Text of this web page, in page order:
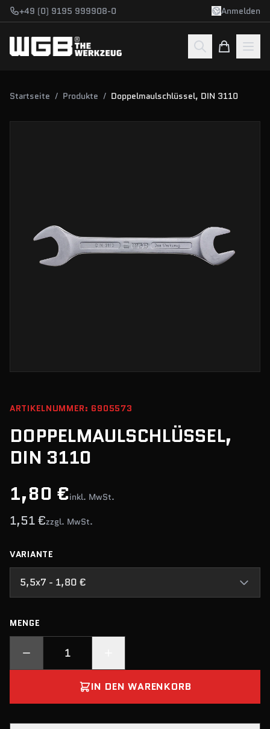
Zum Hauptinhalt springen
+49 (0) 9195 999908-0 Anmelden
Startseite / Produkte / Doppelmaulschlüssel, DIN 3110
ARTIKELNUMMER: 6905573
DOPPELMAULSCHLÜSSEL,
DIN 3110
1,80 €inkl. MwSt.
1,51 €zzgl. MwSt.
VARIANTE
5,5x7 - 1,80 €
MENGE
IN DEN WARENKORB